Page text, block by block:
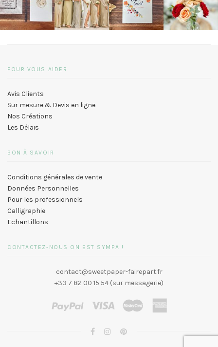
POUR VOUS AIDER
Avis Clients
Sur mesure & Devis en ligne
Nos Créations
Les Délais
BON À SAVOIR
Conditions générales de vente
Données Personnelles
Pour les professionnels
Calligraphie
Echantillons
CONTACTEZ-NOUS ON EST SYMPA !
contact@sweetpaper-fairepart.fr
+33 7 82 00 15 54 (sur messagerie)